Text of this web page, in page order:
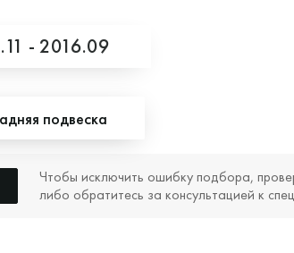
- 2016.09
подвеска
Чтобы исключить ошибку подбора,
либо обратитесь за консультацией к